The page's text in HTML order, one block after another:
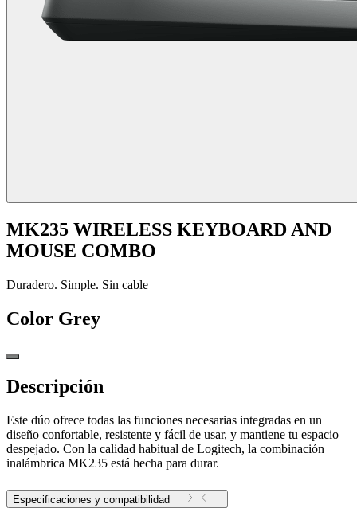
MK235 WIRELESS KEYBOARD AND
MOUSE COMBO
Duradero. Simple. Sin cable
Color Grey
Descripción
Este dúo ofrece todas las funciones necesarias integradas en un
diseño confortable, resistente y fácil de usar, y mantiene tu espacio
despejado. Con la calidad habitual de Logitech, la combinación
inalámbrica MK235 está hecha para durar.
Especificaciones y compatibilidad